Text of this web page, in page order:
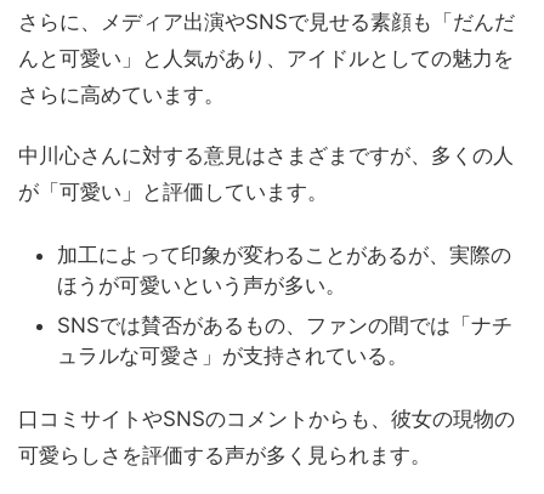
さらに、メディア出演やSNSで見せる素顔も「だんだ
んと可愛い」と人気があり、アイドルとしての魅力を
さらに高めています。
中川心さんに対する意見はさまざまですが、多くの人
が「可愛い」と評価しています。
加工によって印象が変わることがあるが、実際の
ほうが可愛いという声が多い。
SNSでは賛否があるもの、ファンの間では「ナチ
ュラルな可愛さ」が支持されている。
口コミサイトやSNSのコメントからも、彼女の現物の
可愛らしさを評価する声が多く見られます。